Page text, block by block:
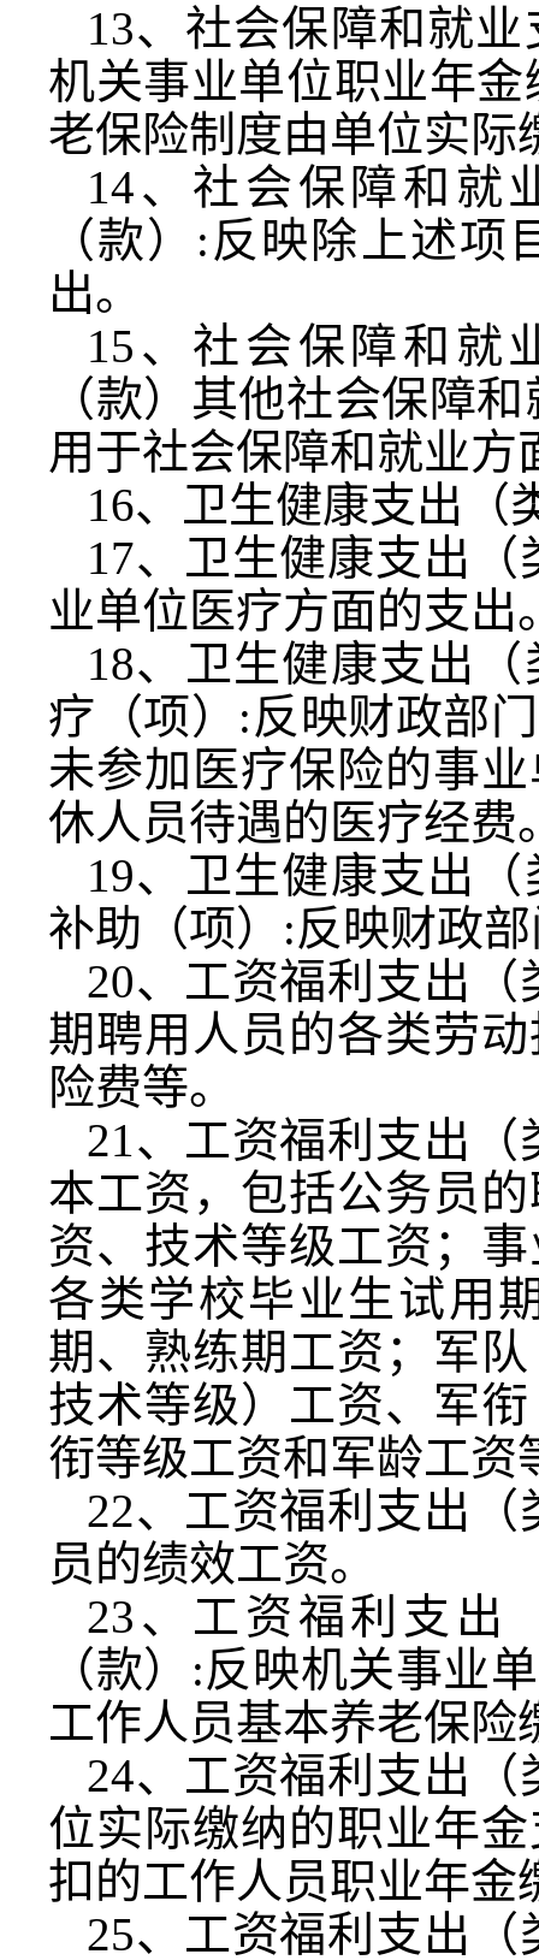
13、社会保障和就
机关事业单位职业年
老保险制度由单位实际
14、社会保障和就
（款） : 反映除上述项
出。
15 、社会保障和就
（款）其他社会保障
用于社会保障和就业方
16、卫生健康支出（
17、卫生健康支出
业单位医疗方面的支出
18、卫生健康支出
疗（项） :反映财政部
未参加医疗保险的事
休人员待遇的医疗经费
19、卫生健康支出
补助（项） :反映财政
20、工资福利支出（
期聘用人员的各类劳
险费等。
21、工资福利支出
本工资，包括公务员
资、技术等级工资；
各类学校毕业生试用
期、熟练期工资；军
技术等级）工资、军
衔等级工资和军龄工资
22、工资福利支出
员的绩效工资。
23 、工资福利支出
（款） :反映机关事业
工作人员基本养老保
24、工资福利支出
位实际缴纳的职业年
扣的工作人员职业年金
25、工资福利支出